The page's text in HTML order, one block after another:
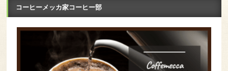
コーヒーメッカ家コーヒー部